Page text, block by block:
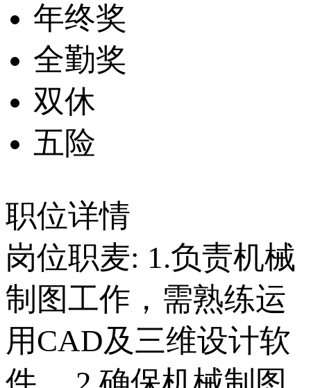
年终奖
全勤奖
双休
五险
职位详情
岗位职麦: 1.负责机械
制图工作，需熟练运
用CAD及三维设计软